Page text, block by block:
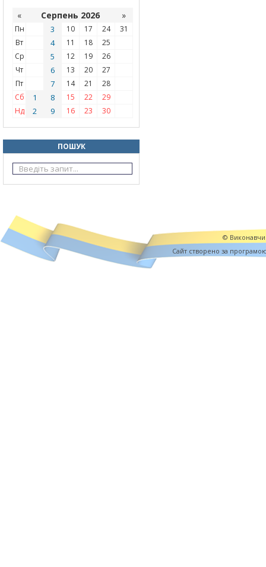
« Серпень 2026 »
Пн 3 10 17 24
31
Вт
4 11 18
25
Ср
5 12 19
26
Чт
6 13 20
27
Пт
7 14 21
28
Сб
1 8 15 22
29
Нд
2 9 16 23 30
ПОШУК
©
Cайт створено за